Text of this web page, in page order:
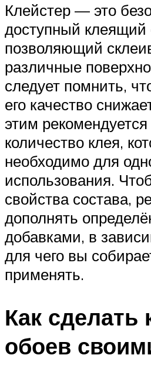
Клейстер — это
доступный клеящий
позволяющий
различные
следует помнить,
его качество
этим рекомендуется
количество клея,
необходимо для
использования.
свойства состава,
дополнять
добавками, в
для чего вы
применять.
Как сделать
обоев